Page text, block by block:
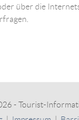
über die
- Tourist-